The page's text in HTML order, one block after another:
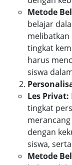
Metode
belajar
melibatkan
tingkat
harus
siswa
Les Privat:
tingkat
dengan
siswa,
Metode